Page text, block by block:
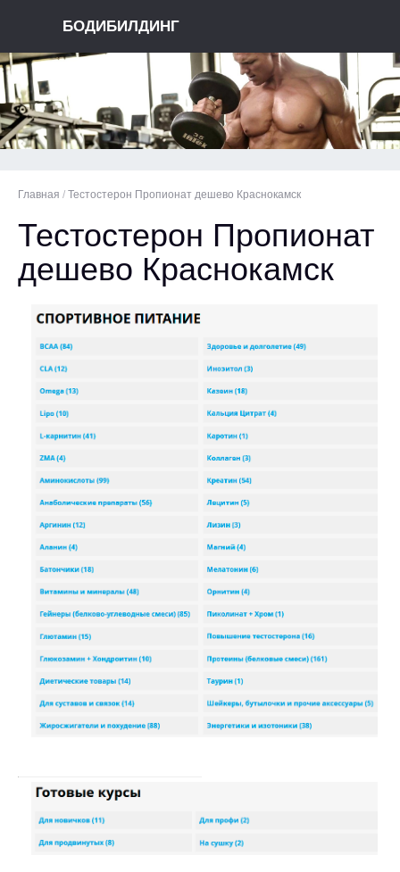
БОДИБИЛДИНГ
Главная / Тестостерон Пропионат дешево Краснокамск
Тестостерон Пропионат
дешево Краснокамск